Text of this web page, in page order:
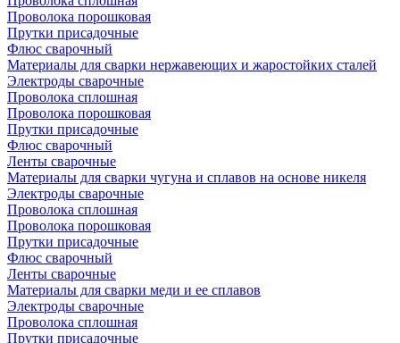
Проволока порошковая
Прутки присадочные
Флюс сварочный
Материалы для сварки нержавеющих и жаростойких сталей
Электроды сварочные
Проволока сплошная
Проволока порошковая
Прутки присадочные
Флюс сварочный
Ленты сварочные
Материалы для сварки чугуна и сплавов на основе никеля
Электроды сварочные
Проволока сплошная
Проволока порошковая
Прутки присадочные
Флюс сварочный
Ленты сварочные
Материалы для сварки меди и ее сплавов
Электроды сварочные
Проволока сплошная
Прутки присадочные